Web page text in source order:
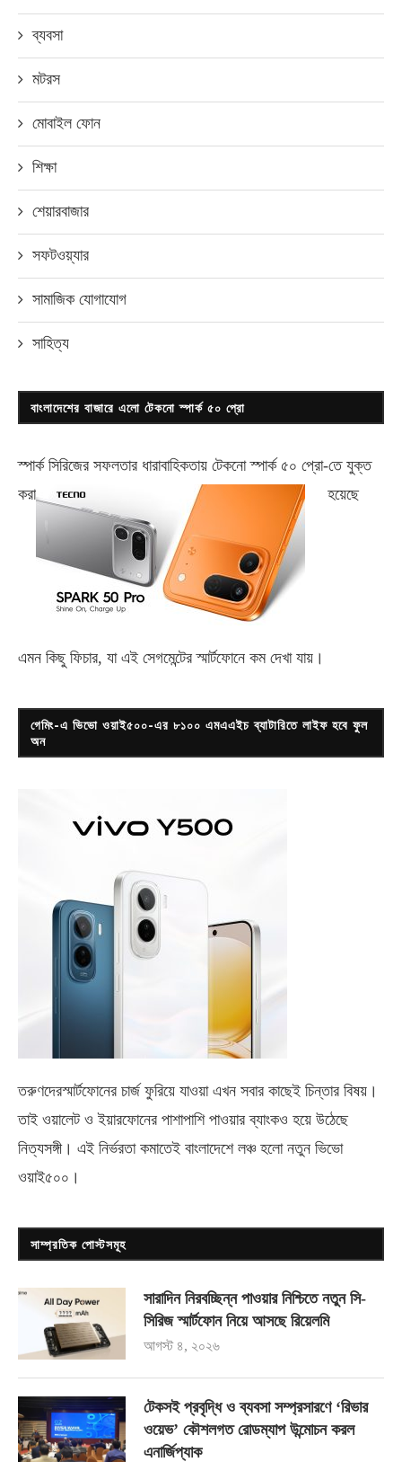
ব্যবসা
মটরস
মোবাইল ফোন
শিক্ষা
শেয়ারবাজার
সফটওয়্যার
সামাজিক যোগাযোগ
সাহিত্য
বাংলাদেশের বাজারে এলো টেকনো স্পার্ক ৫০ প্রো
স্পার্ক সিরিজের সফলতার ধারাবাহিকতায় টেকনোস্পার্ক ৫০ প্রো-তে যুক্ত
করা
হয়েছে
এমন কিছু ফিচার, যা এই সেগমেন্টের স্মার্টফোনে কম দেখা যায়।
গেমিং-এ ভিভো ওয়াই৫০০-এর ৮১০০ এমএএইচ ব্যাটারিতে লাইফ হবে ফুল
অন
তরুণদেরস্মার্টফোনের চার্জ ফুরিয়ে যাওয়া এখন সবার কাছেই চিন্তার বিষয়।
তাই ওয়ালেট ও ইয়ারফোনের পাশাপাশি পাওয়ার ব্যাংকও হয়ে উঠেছে
নিত্যসঙ্গী। এই নির্ভরতা কমাতেই বাংলাদেশে লঞ্চ হলো নতুন ভিভো
ওয়াই৫০০ ।
সাম্প্রতিক পোস্টসমূহ
সারাদিন নিরবচ্ছিন্ন পাওয়ার নিশ্চিতে নতুন সি-
সিরিজ স্মার্টফোন নিয়ে আসছে রিয়েলমি
আগস্ট ৪, ২০২৬
টেকসই প্রবৃদ্ধি ও ব্যবসা সম্প্রসারণে ‘রিভার
ওয়েভ’ কৌশলগত রোডম্যাপ উন্মোচন করল
এনার্জিপ্যাক